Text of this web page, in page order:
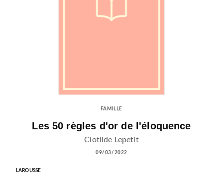
FAMILLE
Les 50 règles d'or de l'éloquence
Clotilde Lepetit
09/03/2022
LAROUSSE